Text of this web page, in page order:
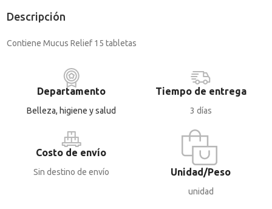
Descripción
Contiene Mucus Relief 15 tabletas
Departamento
Belleza, higiene y salud
Tiempo de entrega
3 días
Costo de envío
Sin destino de envío Unidad/Peso
unidad